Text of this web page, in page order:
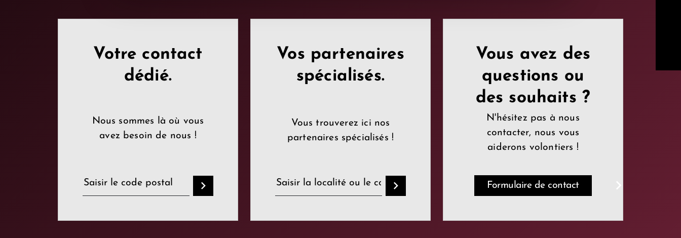
Votre contact
dédié.
Nous sommes là où vous
avez besoin de nous !
Vos partenaires
spécialisés.
Vous trouverez ici nos
partenaires spécialisés !
Vous avez des
questions ou
des souhaits ?
N'hésitez pas à nous
contacter, nous vous
aiderons volontiers !
Formulaire de contact